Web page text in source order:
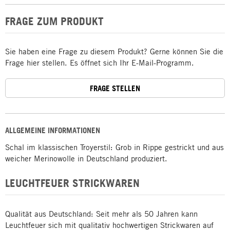
ALLGEMEINE INFORMATIONEN
Schal im klassischen Troyerstil: Grob in Rippe gestrickt und aus
weicher Merinowolle in Deutschland produziert.
LEUCHTFEUER STRICKWAREN
Qualität aus Deutschland: Seit mehr als 50 Jahren kann
Leuchtfeuer sich mit qualitativ hochwertigen Strickwaren auf
FRAGE ZUM PRODUKT
Sie haben eine Frage zu diesem Produkt? Gerne können Sie die
Frage hier stellen. Es öffnet sich Ihr E-Mail-Programm.
FRAGE STELLEN